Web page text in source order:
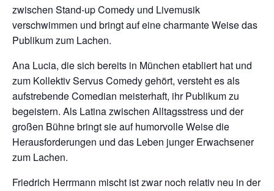
zwischen Stand-up Comedy und Livemusik
verschwimmen und bringt auf eine charmante Weise das
Publikum zum Lachen.
Ana Lucia, die sich bereits in München etabliert hat und
zum Kollektiv Servus Comedy gehört, versteht es als
aufstrebende Comedian meisterhaft, ihr Publikum zu
begeistern. Als Latina zwischen Alltagsstress und der
großen Bühne bringt sie auf humorvolle Weise die
Herausforderungen und das Leben junger Erwachsener
zum Lachen.
Friedrich Herrmann mischt ist zwar noch relativ neu in der